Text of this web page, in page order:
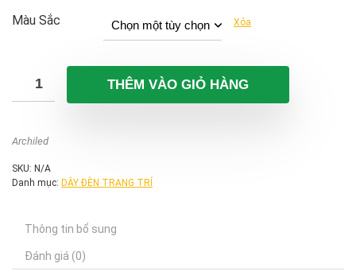
1.000.000 ₫.
là:
800.000 ₫.
Màu Sắc Xóa
THÊM VÀO GIỎ HÀNG
Archiled
SKU: N/A
Danh mục: DÂY ĐÈN TRANG TRÍ
Thông tin bổ sung
Đánh giá (0)